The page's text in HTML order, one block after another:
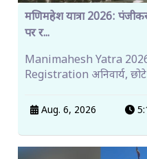
मणिमहेश यात्रा 2026:
पर र...
Manimahesh Yatra
Registration अनिवार्य,
Aug. 6, 2026